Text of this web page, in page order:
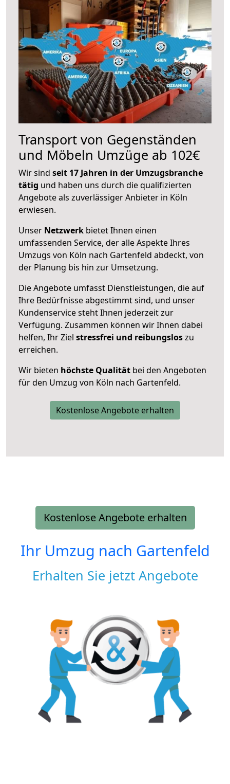
Transport von Gegenständen
und Möbeln Umzüge ab 102€
Wir sind seit 17 Jahren in der Umzugsbranche
tätig und haben uns durch die qualifizierten
Angebote als zuverlässiger Anbieter in Köln
erwiesen.
Unser Netzwerk bietet Ihnen einen
umfassenden Service, der alle Aspekte Ihres
Umzugs von Köln nach Gartenfeld abdeckt, von
der Planung bis hin zur Umsetzung.
Die Angebote umfasst Dienstleistungen, die auf
Ihre Bedürfnisse abgestimmt sind, und unser
Kundenservice steht Ihnen jederzeit zur
Verfügung. Zusammen können wir Ihnen dabei
helfen, Ihr Ziel stressfrei und reibungsloszu
erreichen.
Wir bieten höchste Qualität bei den Angeboten
für den Umzug von Köln nach Gartenfeld.
Kostenlose Angebote erhalten
Kostenlose Angebote erhalten
Ihr Umzug nach Gartenfeld
Erhalten Sie jetzt Angebote